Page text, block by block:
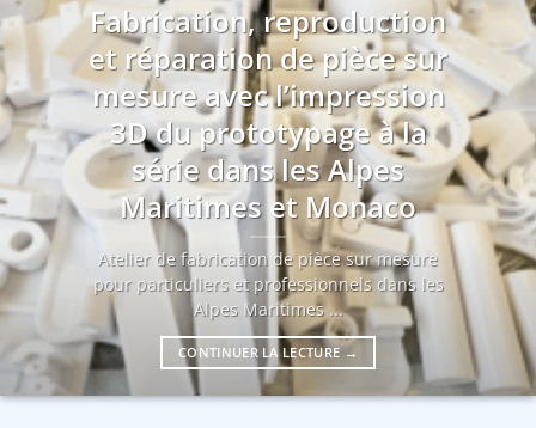
Fabrication, reproduction
et réparation de pièce sur
mesure avec l’impression
3D du prototypage à la
série dans les Alpes
Maritimes et Monaco
Atelier de fabrication de pièce sur mesure
pour particuliers et professionnels dans les
Alpes Maritimes ...
CONTINUER LA LECTURE →